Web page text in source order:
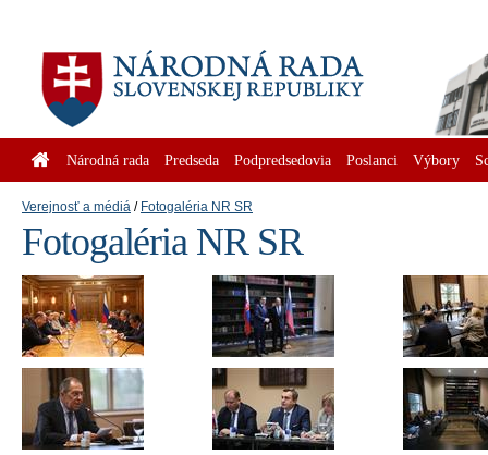
Národná rada Predseda Podpredsedovia Poslanci Výbory
Verejnosť a médiá Fotogaléria NR SR
Fotogaléria NR SR